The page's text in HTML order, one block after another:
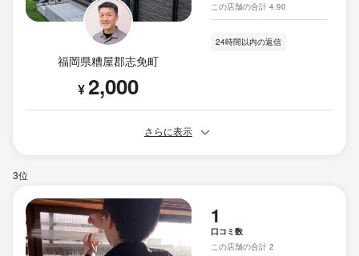
福岡県糟屋郡志免町
¥2,000
この店舗の合計 4.90
24時間以内の返信
さらに表示
3位
1
口コミ数
この店舗の合計 2